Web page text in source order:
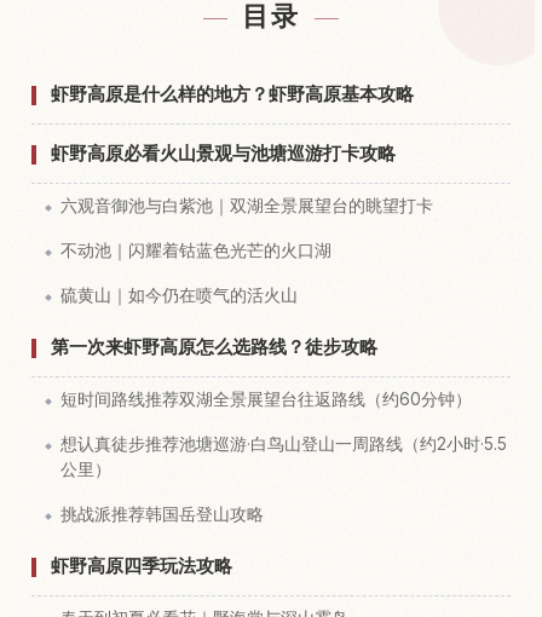
目录
虾野高原是什么样的地方？虾野高原基本攻略
虾野高原必看火山景观与池塘巡游打卡攻略
六观音御池与白紫池｜双湖全景展望台的眺望打卡
不动池｜闪耀着钴蓝色光芒的火口湖
硫黄山｜如今仍在喷气的活火山
第一次来虾野高原怎么选路线？徒步攻略
短时间路线推荐双湖全景展望台往返路线（约60分钟）
想认真徒步推荐池塘巡游·白鸟山登山一周路线（约2小时·5.5
公里）
挑战派推荐韩国岳登山攻略
虾野高原四季玩法攻略